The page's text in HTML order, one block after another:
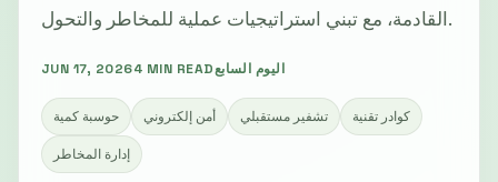
القادمة، مع تبني استراتيجيات عملية للمخاطر والتحول.
JUN 17, 20264 MIN READاليوم السابع
حوسبة كمية أمن إلكتروني تشفير مستقبلي كوادر تقنية
إدارة المخاطر